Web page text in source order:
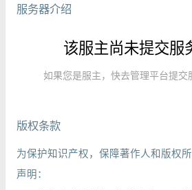
服务器介绍
该服主尚未提交服
如果您是服主，快去管理平台提交
版权条款
为保护知识产权，保障著作人和版权
声明：